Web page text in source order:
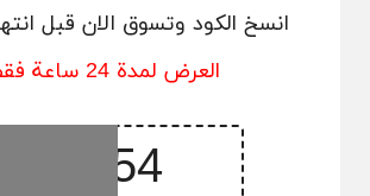
انسخ الكود وتسوق الان قبل
العرض لمدة 24 ساعة فقط